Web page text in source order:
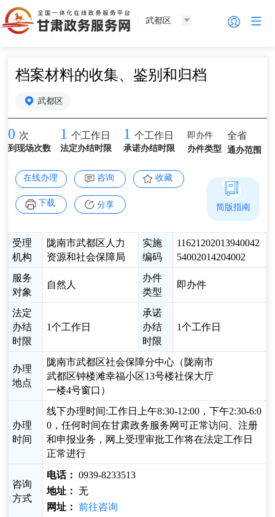
武都区
档案材料的收集、鉴别和归档
武都区
0 次
到现场次数
1 个工作日
法定办结时限
1 个工作日
承诺办结时限
即办件
办件类型
全省
通办范围
在线办理 咨询 收藏
下载 分享
受理
机构
陇南市武都区人力
资源和社会保障局
实施
编码
11621202013940042
54002014204002
服务
对象
自然人
办件
类型
即办件
法定
办结
时限
1个工作日
承诺
办结
时限
1个工作日
办理
地点
陇南市武都区社会保障分中心（陇南市
武都区钟楼滩幸福小区13号楼社保大厅
一楼4号窗口）
办理
时间
线下办理时间:工作日上午8:30-12:00，下午2:30-6:0
0，任何时间在甘肃政务服务网可正常访问、注册
和申报业务，网上受理审批工作将在法定工作日
正常进行
咨询
方式
电话： 0939-8233513
地址： 无
网址： 前往咨询
简版指南